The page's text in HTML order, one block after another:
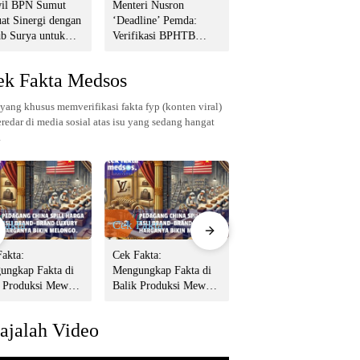
BPN Sumut
Sinergi dengan
Surya untuk
Menteri Nusron
‘Deadline’ Pemda:
Verifikasi BPHTB
Nama Lambat!
Fakta Medsos
khusus memverifikasi fakta fyp (konten viral)
di media sosial atas isu yang sedang hangat
Fakta di
Mewah:
Cek Fakta
Cek Fakta:
Mengungkap Fakta di
Balik Produksi Mewah:
Video